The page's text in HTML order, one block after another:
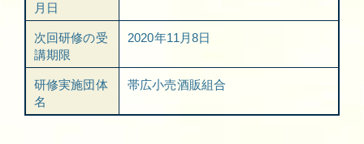
月日
次回研修の受
講期限
2020年11月8日
研修実施団体
名
帯広小売酒販組合